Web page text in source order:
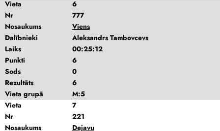
Vieta
6
Nr
777
Nosaukums
Viens
Dalībnieki
Aleksandrs Tambovcevs
Laiks
00:25:12
Punkti
6
Sods
0
Rezultāts
6
Vieta grupā
M:5
Vieta
7
Nr
221
Nosaukums
Dejavu